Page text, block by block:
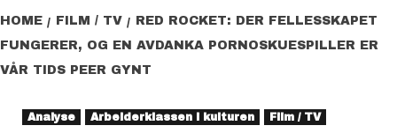
HOME FILM / TV
RED ROCKET: DER FELLESSKAPET
FUNGERER, OG EN AVDANKA PORNOSKUESPILLER ER
VÅR TIDS PEER GYNT
Analyse Arbeiderklassen i kulturen Film / TV